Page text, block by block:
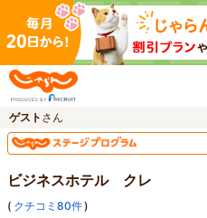
ゲスト さん
ビジネスホテル クレ
( クチコミ80件)